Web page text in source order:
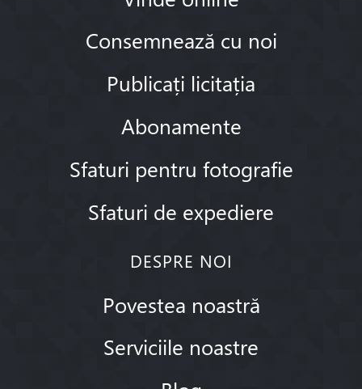
Consemnează cu noi
Publicați licitația
Abonamente
Sfaturi pentru fotografie
Sfaturi de expediere
DESPRE NOI
Povestea noastră
Serviciile noastre